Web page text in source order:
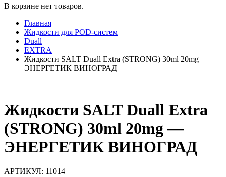
В корзине нет товаров.
Главная
Жидкости для POD-систем
Duall
EXTRA
Жидкости SALT Duall Extra (STRONG) 30ml 20mg —
ЭНЕРГЕТИК ВИНОГРАД
Жидкости SALT Duall Extra
(STRONG) 30ml 20mg —
ЭНЕРГЕТИК ВИНОГРАД
АРТИКУЛ: 11014